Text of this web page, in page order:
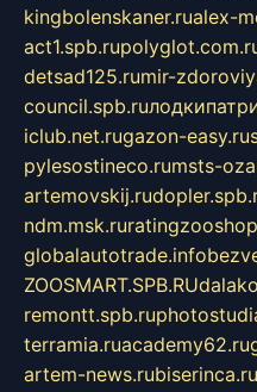
kingbolenskaner.rualex-
act1.spb.ru
detsad125.rumir-
council.spb.ru
iclub.net.rugazon-easy.ru
pylesostineco.rumsts-
artemovskij.ru
ndm.msk.ru
globalautotrade.info
ZOOSMART.SPB.RU
remontt.spb.ru
terramia.ruacademy62.ru
artem-news.rubiserinca.ru